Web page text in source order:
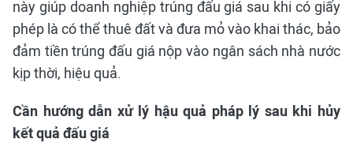
này giúp doanh nghiệp trúng đấu giá sau khi có giấy
phép là có thể thuê đất và đưa mỏ vào khai thác, bảo
đảm tiền trúng đấu giá nộp vào ngân sách nhà nước
kịp thời, hiệu quả.
Cần hướng dẫn xử lý hậu quả pháp lý sau khi hủy
kết quả đấu giá